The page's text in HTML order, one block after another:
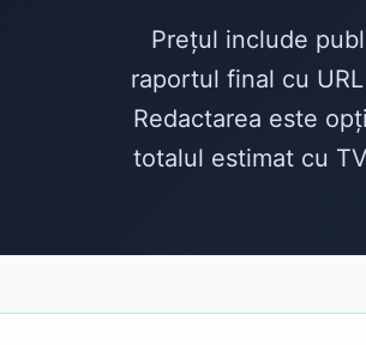
Prețul include
raportul final cu
Redactarea este
totalul estimat cu